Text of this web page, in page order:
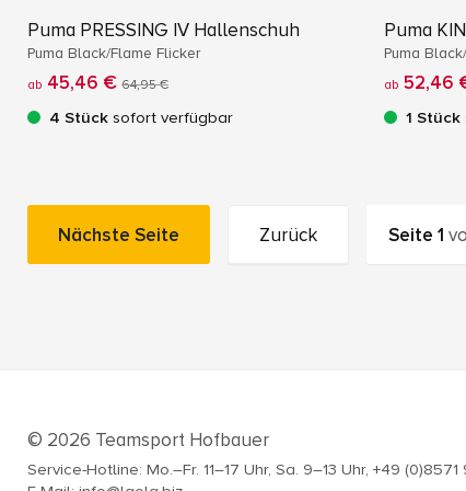
Puma PRESSING IV Hallenschuh
Puma Black/Flame Flicker
ab 45,46 € 64,95 €
4 Stück sofort verfügbar
Puma
Puma
ab 52,46
1 Stück
Nächste Seite Zurück Seite1
© 2026 Teamsport Hofbauer
Service-Hotline: Mo.–Fr. 11–17 Uhr, Sa. 9–13 Uhr, +49 (0)8571